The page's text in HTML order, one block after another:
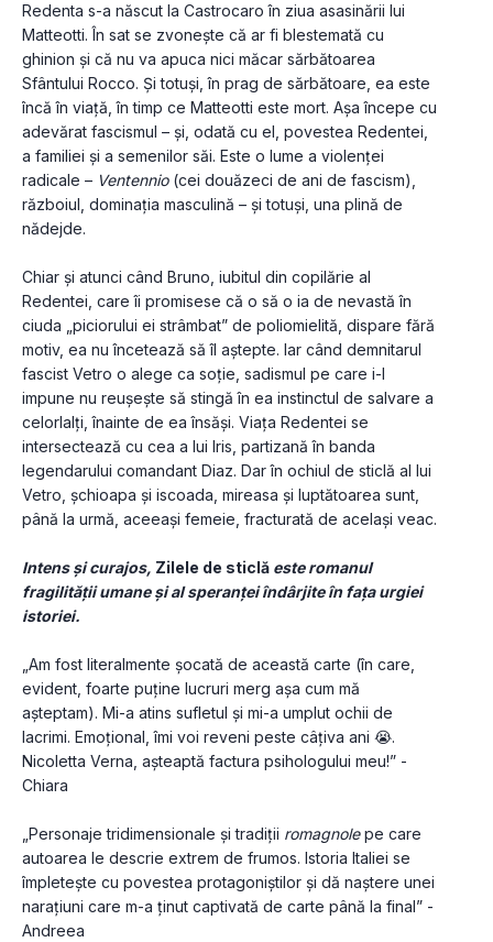
Redenta s-a născut la Castrocaro în ziua asasinării lui
Matteotti. În sat se zvonește că ar fi blestemată cu
ghinion și că nu va apuca nici măcar sărbătoarea
Sfântului Rocco. Și totuși, în prag de sărbătoare, ea este
încă în viață, în timp ce Matteotti este mort. Așa începe cu
adevărat fascismul – și, odată cu el, povestea Redentei,
a familiei și a semenilor săi. Este o lume a violenței
radicale – Ventennio (cei douăzeci de ani de fascism),
războiul, dominația masculină – și totuși, una plină de
nădejde.
Chiar și atunci când Bruno, iubitul din copilărie al
Redentei, care îi promisese că o să o ia de nevastă în
ciuda „piciorului ei strâmbat” de poliomielită, dispare fără
motiv, ea nu încetează să îl aștepte. Iar când demnitarul
fascist Vetro o alege ca soție, sadismul pe care i-l
impune nu reușește să stingă în ea instinctul de salvare a
celorlalți, înainte de ea însăși. Viața Redentei se
intersectează cu cea a lui Iris, partizană în banda
legendarului comandant Diaz. Dar în ochiul de sticlă al lui
Vetro, șchioapa și iscoada, mireasa și luptătoarea sunt,
până la urmă, aceeași femeie, fracturată de același veac.
Intens și curajos, Zilele de sticlă este romanul
fragilității umane și al speranței îndârjite în fața urgiei
istoriei.
„Am fost literalmente șocată de această carte (în care,
evident, foarte puține lucruri merg așa cum mă
așteptam). Mi-a atins sufletul și mi-a umplut ochii de
lacrimi. Emoțional, îmi voi reveni peste câțiva ani 😭.
Nicoletta Verna, așteaptă factura psihologului meu!” -
Chiara
„Personaje tridimensionale și tradiții romagnole pe care
autoarea le descrie extrem de frumos. Istoria Italiei se
împletește cu povestea protagoniștilor și dă naștere unei
narațiuni care m-a ținut captivată de carte până la final” -
Andreea